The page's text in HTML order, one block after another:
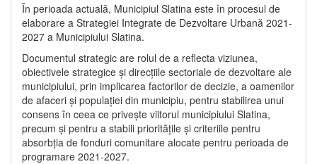
În perioada actuală, Municipiul Slatina este în procesul de
elaborare a Strategiei Integrate de Dezvoltare Urbană 2021‐
2027 a Municipiului Slatina.
Documentul strategic are rolul de a reflecta viziunea,
obiectivele strategice și direcțiile sectoriale de dezvoltare ale
municipiului, prin implicarea factorilor de decizie, a oamenilor
de afaceri și populației din municipiu, pentru stabilirea unui
consens în ceea ce privește viitorul municipiului Slatina,
precum și pentru a stabili prioritățile și criteriile pentru
absorbția de fonduri comunitare alocate pentru perioada de
programare 2021-2027.